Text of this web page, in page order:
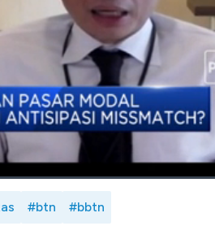
Lalu seperti apa optimistis
obligasi dengan skema
dialog Anneke Wijaya dengan
CNBC Indonesia (Kamis, 13/08/
#btn #bbtn